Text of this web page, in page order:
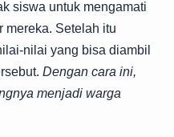
siswa untuk mengamati
mereka. Setelah itu
nilai yang bisa diambil
Dengan cara ini,
menjadi warga